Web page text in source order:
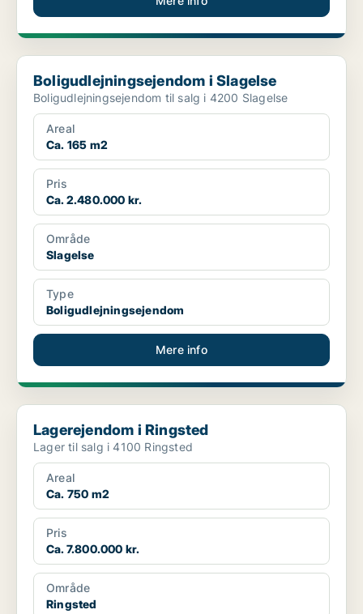
Boligudlejningsejendom i Slagelse
Boligudlejningsejendom i Slagelse
Boligudlejningsejendom til salg i 4200 Slagelse
Areal
Ca. 165 m2
Pris
Ca. 2.480.000 kr.
Område
Slagelse
Type
Boligudlejningsejendom
Mere info
Lagerejendom i Ringsted
Lagerejendom i Ringsted
Lager til salg i 4100 Ringsted
Areal
Ca. 750 m2
Pris
Ca. 7.800.000 kr.
Område
Ringsted